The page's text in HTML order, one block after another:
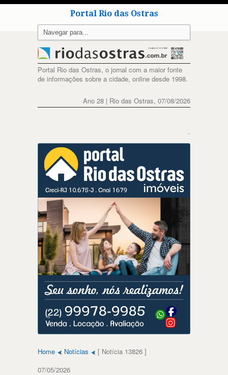
Portal Rio das Ostras
Portal Rio das Ostras, o jornal com a maior fonte
de informações sobre a cidade, online desde 1998.
Ano 28 | Rio das Ostras, 07/08/2026
..
Home Notícias
[ Notícia 13826 ]
07/05/2026